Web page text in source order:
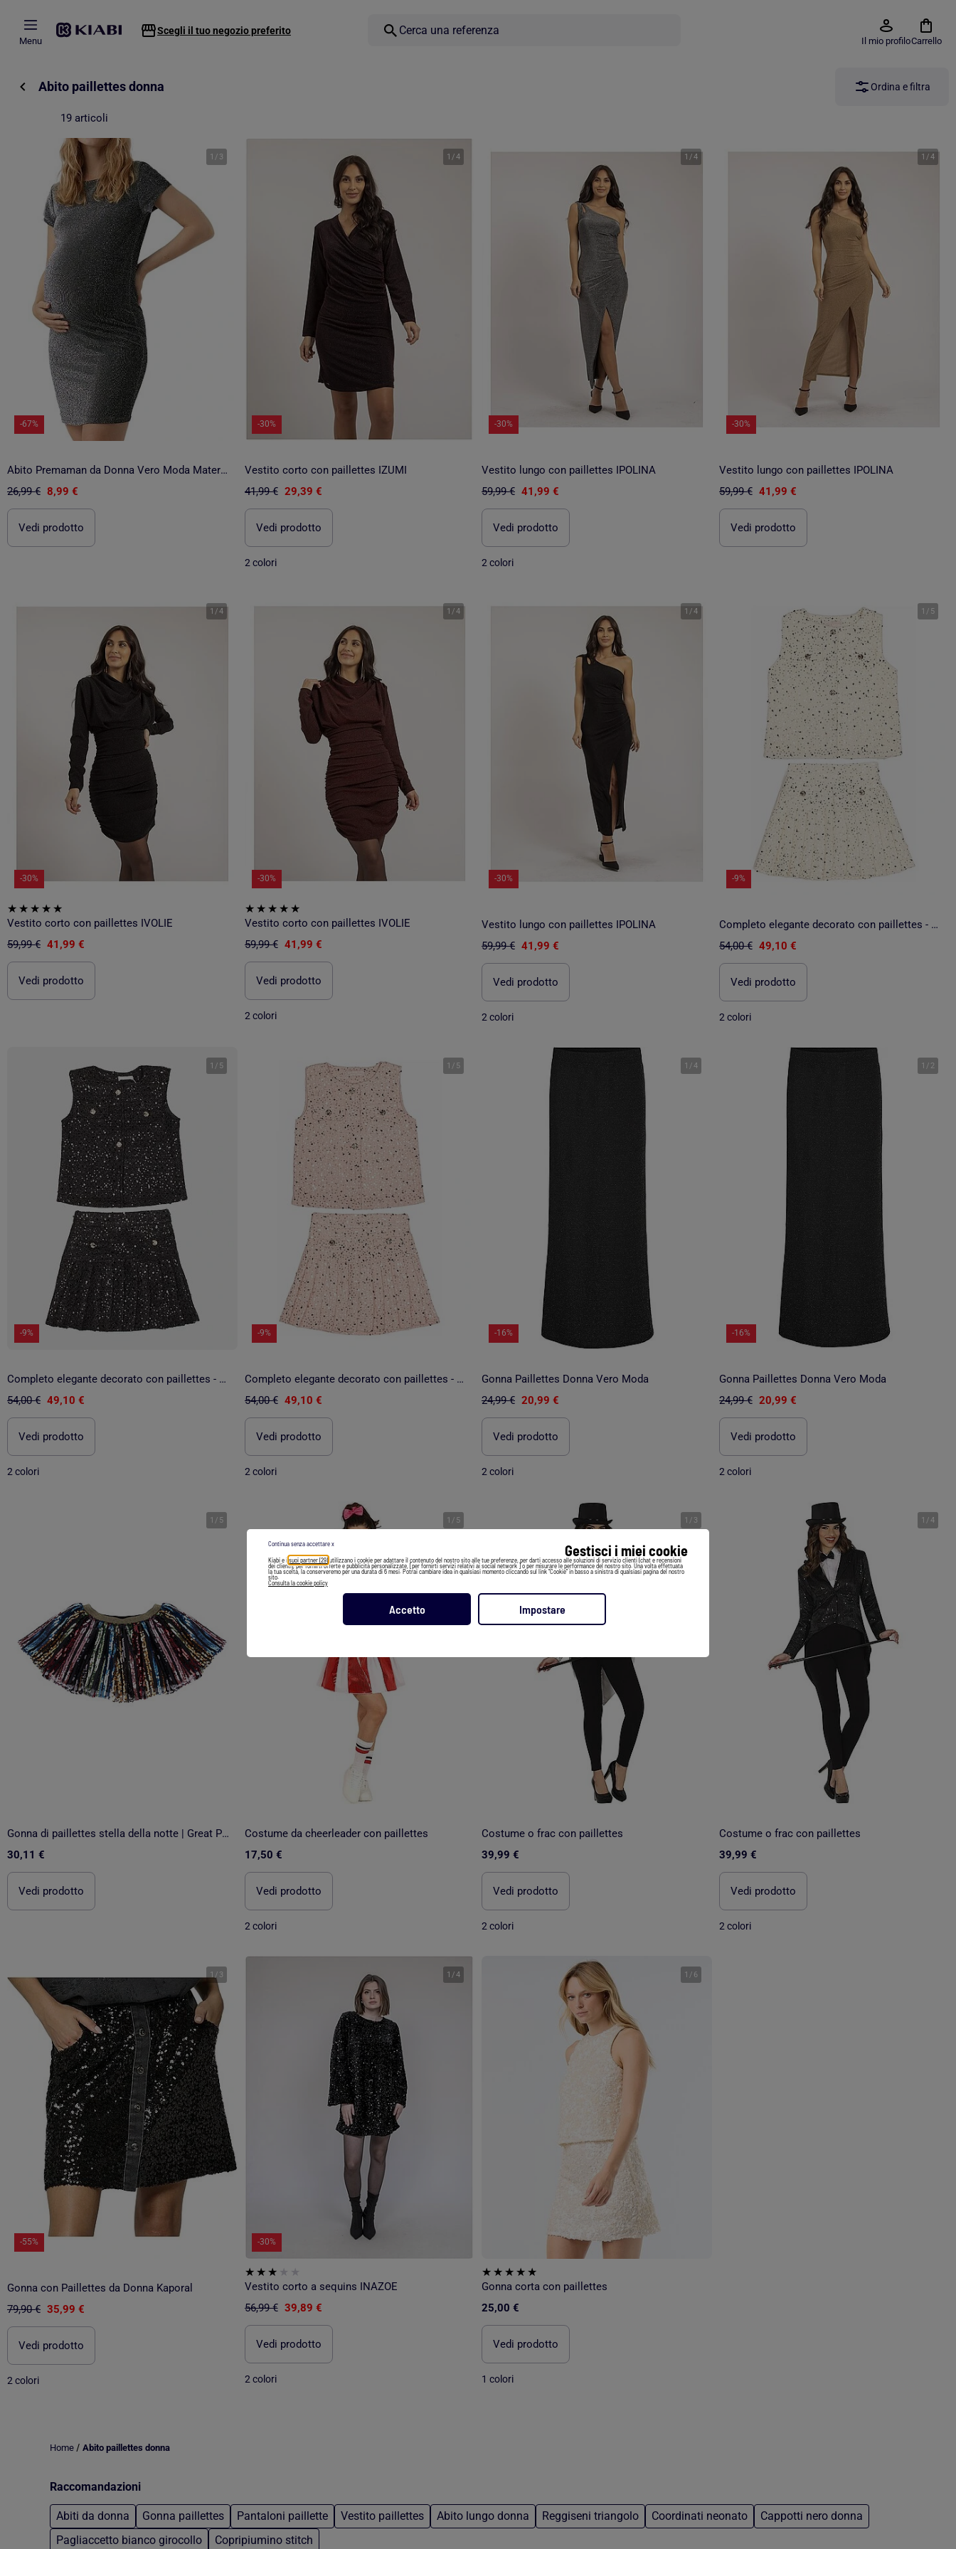
Gestisci i miei cookie
Kiabi e i suoi partner (29) utilizzano i cookie per adattare il contenuto del nostro sito alle tue preferenze, per darti accesso alle soluzioni di servizio clienti (chat e recensioni
dei clienti), per fornirti offerte e pubblicità personalizzate, [per fornirti servizi relativi ai social network ] o per misurare le performance del nostro sito. Una volta effettuata
la tua scelta, la conserveremo per una durata di 6 mesi. Potrai cambiare idea in qualsiasi momento cliccando sul link "Cookie" in basso a sinistra di qualsiasi pagina del nostro
sito.
Consulta la cookie policy
Accetto Impostare
Continua senza accettare x
Menu
Scegli il tuo negozio preferito
Il mio profiloCarrello
Abito paillettes donna Ordina e filtra
19 articoli
1 / 3
-67%
Abito Premaman da Donna Vero Moda Maternity
26,99 € 8,99 €
Vedi prodotto
1 /4
-30%
Vestito corto con paillettes IZUMI
41,99 € 29,39 €
Vedi prodotto
2 colori
1 /4
-30%
Vestito lungo con paillettes IPOLINA
59,99 € 41,99 €
Vedi prodotto
2 colori
1 /4
-30%
Vestito lungo con paillettes IPOLINA
59,99 € 41,99 €
Vedi prodotto
1 /4
-30%
Vestito corto con paillettes IVOLIE
59,99 € 41,99 €
Vedi prodotto
1 /4
-30%
Vestito corto con paillettes IVOLIE
59,99 € 41,99 €
Vedi prodotto
2 colori
1 /4
-30%
Vestito lungo con paillettes IPOLINA
59,99 € 41,99 €
Vedi prodotto
2 colori
1 / 5
-9%
Completo elegante decorato con paillettes - Kids Star
54,00 € 49,10 €
Vedi prodotto
2 colori
1 / 5
-9%
Completo elegante decorato con paillettes - Kids Star
54,00 € 49,10 €
Vedi prodotto
2 colori
1 / 5
-9%
Completo elegante decorato con paillettes - Kids Star
54,00 € 49,10 €
Vedi prodotto
2 colori
1 /4
-16%
Gonna Paillettes Donna Vero Moda
24,99 € 20,99 €
Vedi prodotto
2 colori
1 / 2
-16%
Gonna Paillettes Donna Vero Moda
24,99 € 20,99 €
Vedi prodotto
2 colori
1 / 5
Gonna di paillettes stella della notte | Great Pretenders
30,11 €
Vedi prodotto
1 / 5
Costume da cheerleader con paillettes
17,50 €
Vedi prodotto
2 colori
1 / 3
Costume o frac con paillettes
39,99 €
Vedi prodotto
2 colori
1 /4
Costume o frac con paillettes
39,99 €
Vedi prodotto
2 colori
1 / 3
-55%
Gonna con Paillettes da Donna Kaporal
79,90 € 35,99 €
Vedi prodotto
2 colori
1 /4
-30%
Vestito corto a sequins INAZOE
56,99 € 39,89 €
Vedi prodotto
2 colori
1 / 6
Gonna corta con paillettes
25,00 €
Vedi prodotto
1 colori
Home / Abito paillettes donna
Raccomandazioni
Abiti da donna Gonna paillettes Pantaloni paillette Vestito paillettes Abito lungo donna Reggiseni triangolo Coordinati neonato
Cappotti nero donna
Pagliaccetto bianco girocollo
Copripiumino stitch